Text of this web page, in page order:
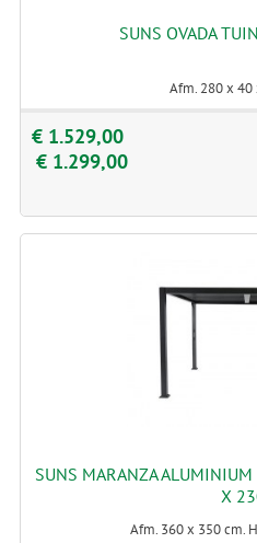
SUNS OVADA
Afm. 280 x 40
€ 1.529,00
€ 1.299,00
SUNS MARANZA
X
Afm. 360 x 350 cm.